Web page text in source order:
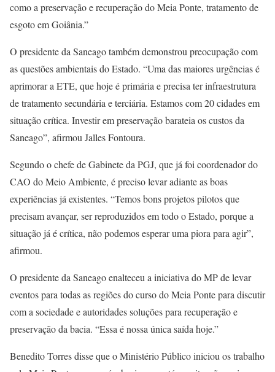
como a preservação e recuperação do Meia Ponte, tratamento de
esgoto em Goiânia.”
O presidente da Saneago também demonstrou preocupação com
as questões ambientais do Estado. “Uma das maiores urgências é
aprimorar a ETE, que hoje é primária e precisa ter infraestrutura
de tratamento secundária e terciária. Estamos com 20 cidades em
situação crítica. Investir em preservação barateia os custos da
Saneago”, afirmou Jalles Fontoura.
Segundo o chefe de Gabinete da PGJ, que já foi coordenador do
CAO do Meio Ambiente, é preciso levar adiante as boas
experiências já existentes. “Temos bons projetos pilotos que
precisam avançar, ser reproduzidos em todo o Estado, porque a
situação já é crítica, não podemos esperar uma piora para agir”,
afirmou.
O presidente da Saneago enalteceu a iniciativa do MP de levar
eventos para todas as regiões do curso do Meia Ponte para discutir
com a sociedade e autoridades soluções para recuperação e
preservação da bacia. “Essa é nossa única saída hoje.”
Benedito Torres disse que o Ministério Público iniciou os trabalho